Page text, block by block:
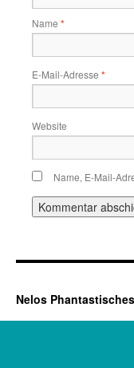
Name *
E-Mail-Adresse *
Website
Name, E-Mail-
Nelos